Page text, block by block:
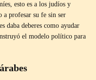
esto es a los judíos y
a profesar su fe sin ser
daba deberes como ayudar
el modelo político para